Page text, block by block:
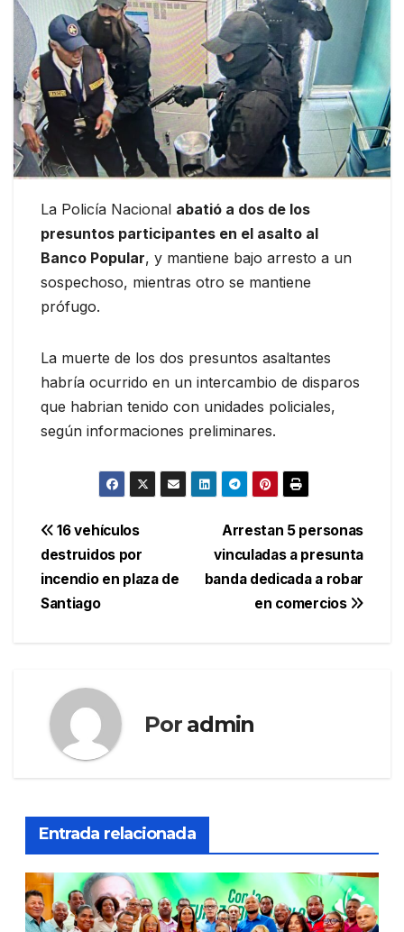
La Policía Nacional abatió a dos de los
presuntos participantes en el asalto al
Banco Popular, y mantiene bajo arresto a un
sospechoso, mientras otro se mantiene
prófugo.
La muerte de los dos presuntos asaltantes
habría ocurrido en un intercambio de disparos
que habrian tenido con unidades policiales,
según informaciones preliminares.
Navegación
de
entradas
Arrestan 5 personas
vinculadas a presunta
banda dedicada a robar
en comercios
16 vehículos
destruidos por
incendio en plaza de
Santiago
Por admin
Entrada relacionada